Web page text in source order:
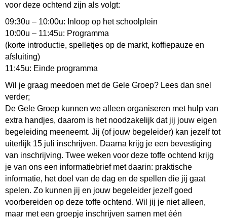
voor deze ochtend zijn als volgt:
09:30u – 10:00u: Inloop op het schoolplein
10:00u – 11:45u: Programma
(korte introductie, spelletjes op de markt, koffiepauze en
afsluiting)
11:45u: Einde programma
Wil je graag meedoen met de Gele Groep? Lees dan snel
verder;
De Gele Groep kunnen we alleen organiseren met hulp van
extra handjes, daarom is het noodzakelijk dat jij jouw eigen
begeleiding meeneemt. Jij (of jouw begeleider) kan jezelf tot
uiterlijk 15 juli inschrijven. Daarna krijg je een bevestiging
van inschrijving. Twee weken voor deze toffe ochtend krijg
je van ons een informatiebrief met daarin: praktische
informatie, het doel van de dag en de spellen die jij gaat
spelen. Zo kunnen jij en jouw begeleider jezelf goed
voorbereiden op deze toffe ochtend. Wil jij je niet alleen,
maar met een groepje inschrijven samen met één